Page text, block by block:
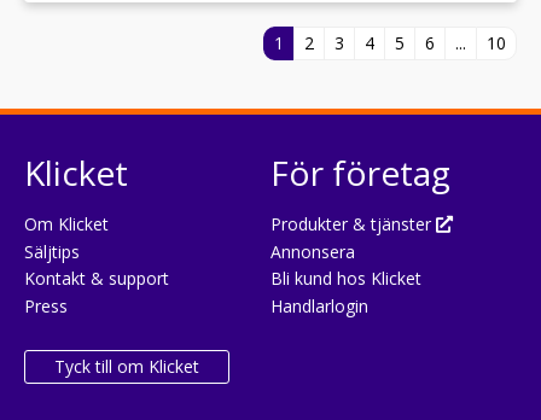
1 2 3 4 5 6 ... 10
Klicket
Om Klicket
Säljtips
Kontakt & support
Press
Tyck till om Klicket
För företag
Produkter & tjänster
Annonsera
Bli kund hos Klicket
Handlarlogin